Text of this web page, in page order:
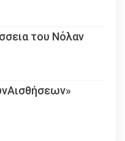
του Νόλαν